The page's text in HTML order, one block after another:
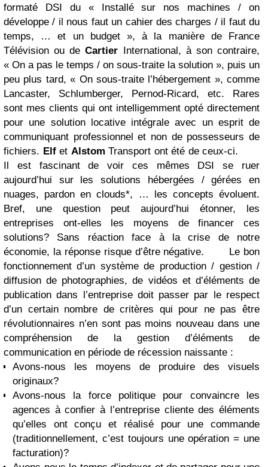
formaté DSI du « Installé sur nos machines / on
développe / il nous faut un cahier des charges / il faut du
temps, … et un budget », à la manière de France
Télévision ou deCartier International, à son contraire,
« On a pas le temps / on sous-traite la solution », puis un
peu plus tard, « On sous-traite l’hébergement », comme
Lancaster, Schlumberger, Pernod-Ricard, etc. Rares
sont mes clients qui ont intelligemment opté directement
pour une solution locative intégrale avec un esprit de
communiquant professionnel et non de possesseurs de
fichiers. Elfet Alstom Transport ont été de ceux-ci.
Il est fascinant de voir ces mêmes DSI se ruer
aujourd’hui sur les solutions hébergées / gérées en
nuages, pardon en clouds*, … les concepts évoluent.
Bref, une question peut aujourd’hui étonner, les
entreprises ont-elles les moyens de financer ces
solutions? Sans réaction face à la crise de notre
économie, la réponse risque d’être négative.
Le bon
fonctionnement d’un système de production / gestion /
diffusion de photographies, de vidéos et d’éléments de
publication dans l’entreprise doit passer par le respect
d’un certain nombre de critères qui pour ne pas être
révolutionnaires n’en sont pas moins nouveau dans une
compréhension de la gestion d’éléments de
communication en période de récession naissante :
Avons-nous les moyens de produire des visuels
originaux?
Avons-nous la force politique pour convaincre les
agences à confier à l’entreprise cliente des éléments
qu’elles ont conçu et réalisé pour une commande
(traditionnellement, c’est toujours une opération = une
facturation)?